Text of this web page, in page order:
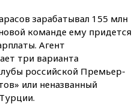
зарабатывал 155 млн
команде ему придется
Агент
три варианта
российской Премьер-
или неназванный